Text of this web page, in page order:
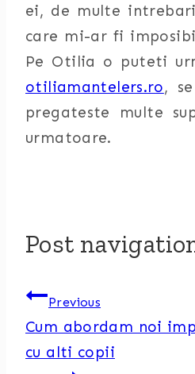
ei, de multe
care mi-ar fi
Pe Otilia o puteti
otiliamantelers.ro,
pregateste multe
urmatoare.
Post
Previous
Cum abordam noi
cu alti copii